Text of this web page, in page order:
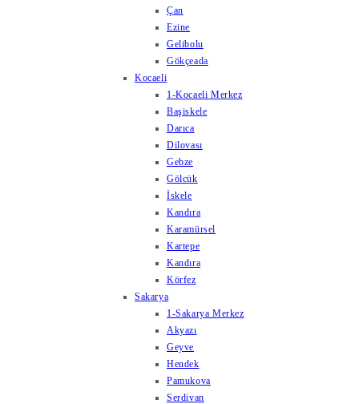
Çan
Ezine
Gelibolu
Gökçeada
Kocaeli
1-Kocaeli Merkez
Başiskele
Darıca
Dilovası
Gebze
Gölcük
İskele
Kandıra
Karamürsel
Kartepe
Kandıra
Körfez
Sakarya
1-Sakarya Merkez
Akyazı
Geyve
Hendek
Pamukova
Serdivan